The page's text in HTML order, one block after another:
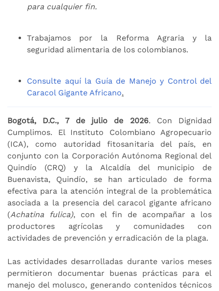
para cualquier fin.
Trabajamos por la Reforma Agraria y la
seguridad alimentaria de los colombianos.
Consulte aquí la Guía de Manejo y Control del
Caracol Gigante Africano.
Bogotá, D.C., 7 de julio de 2026. Con Dignidad
Cumplimos. El Instituto Colombiano Agropecuario
(ICA), como autoridad fitosanitaria del país, en
conjunto con la Corporación Autónoma Regional del
Quindío (CRQ) y la Alcaldía del municipio de
Buenavista, Quindío, se han articulado de forma
efectiva para la atención integral de la problemática
asociada a la presencia del caracol gigante africano
(Achatina fulica), con el fin de acompañar a los
productores agrícolas y comunidades con
actividades de prevención y erradicación de la plaga.
Las actividades desarrolladas durante varios meses
permitieron documentar buenas prácticas para el
manejo del molusco, generando contenidos técnicos